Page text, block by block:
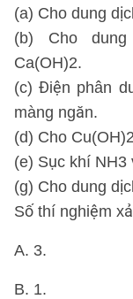
(a) Cho dung
(b) Cho
Ca(OH)2.
(c) Điện phân
màng ngăn.
(d) Cho
(e) Sục khí NH3
(g) Cho dung
Số thí nghiệm
A. 3.
B. 1.